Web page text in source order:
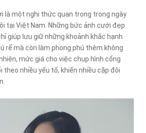
là một nghi thức quan trọng trong ngày
tại Việt Nam. Những bức ảnh cưới đẹp
giúp lưu giữ những khoảnh khắc hạnh
rể mà còn làm phong phú thêm không
mức giá cho việc chụp hình cổng
nhiều yếu tố, khiến nhiều cặp đôi